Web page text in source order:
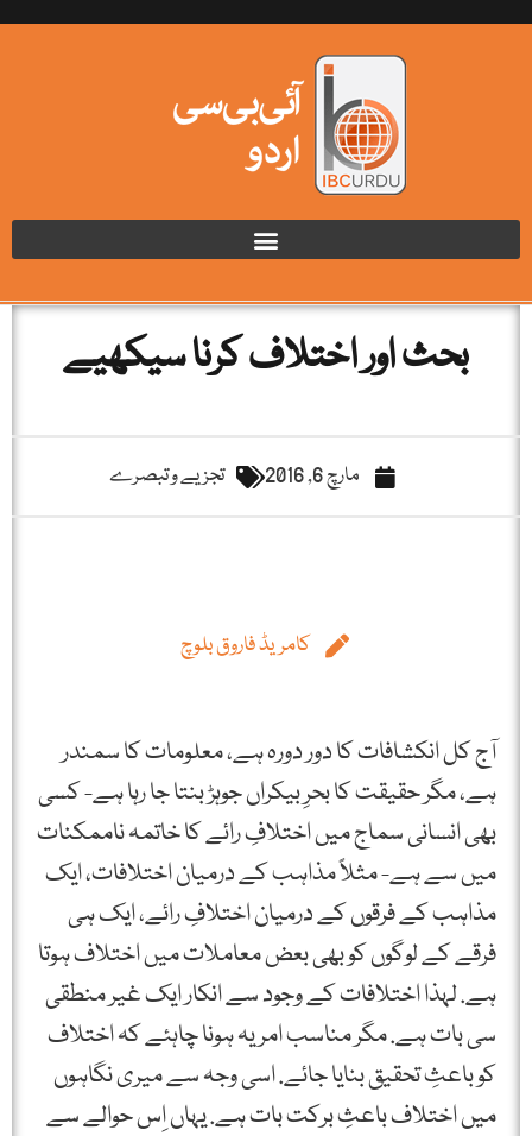
بحث اور اختلاف کرنا سیکھیے
مارچ 6, 2016 تجزیے و تبصرے
کامریڈ فاروق بلوچ
آج کل انکشافات کا دور دورہ ہے، معلومات کا سمندر
ہے، مگر حقیقت کا بحرِ بیکراں جوہڑ بنتا جا رہا ہے- کسی
بھی انسانی سماج میں اختلافِ رائے کا خاتمہ ناممکنات
میں سے ہے- مثلاً مذاہب کے درمیان اختلافات، ایک
مذاہب کے فرقوں کے درمیان اختلافِ رائے، ایک ہی
فرقے کے لوگوں کو بھی بعض معاملات میں اختلاف ہوتا
ہے. لہذا اختلافات کے وجود سے انکار ایک غیر منطقی
سی بات ہے. مگر مناسب امر یہ ہونا چاہئے کہ اختلاف
کو باعثِ تحقیق بنایا جائے. اسی وجہ سے میری نگاہوں
میں اختلاف باعثِ برکت بات ہے. یہاں اِس حوالے سے